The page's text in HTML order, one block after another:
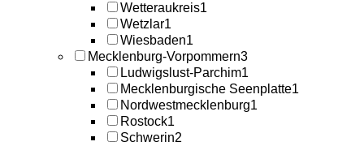
Wetteraukreis1
Wetzlar1
Wiesbaden1
Mecklenburg-Vorpommern3
Ludwigslust-Parchim1
Mecklenburgische Seenplatte1
Nordwestmecklenburg1
Rostock1
Schwerin2